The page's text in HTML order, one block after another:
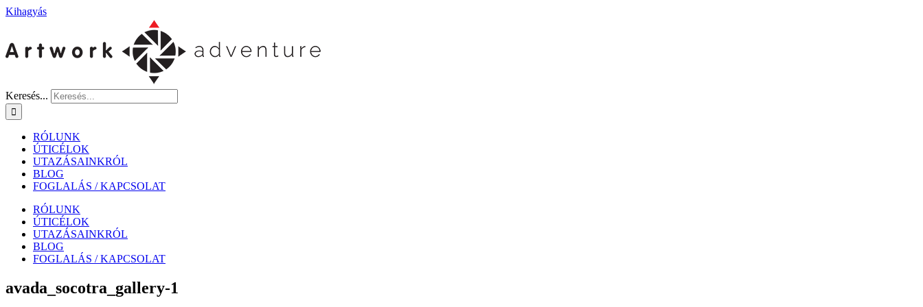
Kihagyás
Keresés...
RÓLUNK
ÚTICÉLOK
UTAZÁSAINKRÓL
BLOG
FOGLALÁS / KAPCSOLAT
RÓLUNK
ÚTICÉLOK
UTAZÁSAINKRÓL
BLOG
FOGLALÁS / KAPCSOLAT
avada_socotra_gallery-1